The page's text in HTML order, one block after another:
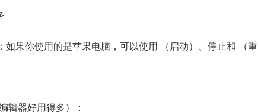
果你使用的是苹果电脑，可以使用 （启动）、停止和 （重
辑器好用得多）：